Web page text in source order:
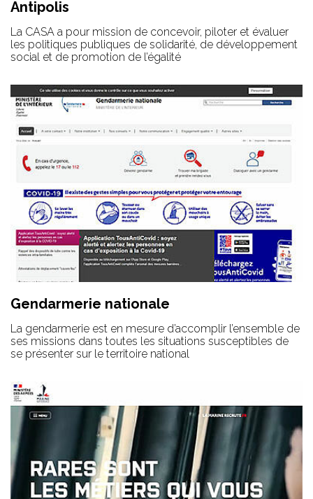
Antipolis
La CASA a pour mission de concevoir, piloter et évaluer
les politiques publiques de solidarité, de développement
social et de promotion de l’égalité
Gendarmerie nationale
La gendarmerie est en mesure d’accomplir l’ensemble de
ses missions dans toutes les situations susceptibles de
se présenter sur le territoire national